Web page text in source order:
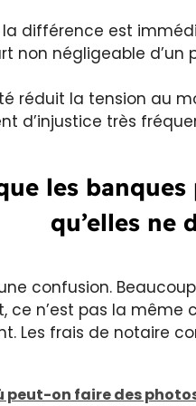
la différence est
non négligeable
réduit la tension au
d’injustice très
les
qu’elles ne
confusion.
ce n’est pas la
Les frais de notaire
peut-on faire des